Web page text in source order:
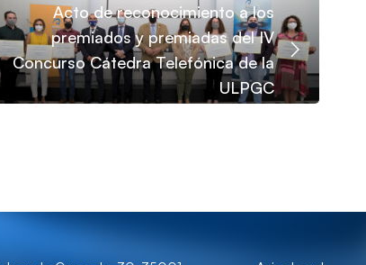
Acto de reconocimiento a los
premiados y premiadas del IV
Concurso Cátedra Telefónica de la
ULPGC